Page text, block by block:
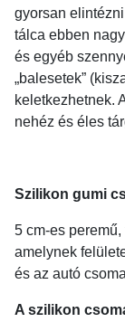
gyorsan
tálca ebben
és egyéb
„balesetek”
keletkezhetnek.
nehéz és éles
Szilikon gumi
5 cm-es
amelynek
és az autó
A szilikon